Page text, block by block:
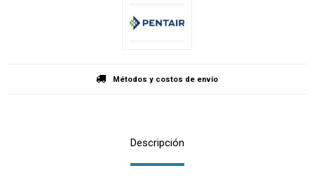
Métodos y costos de envío
Descripción